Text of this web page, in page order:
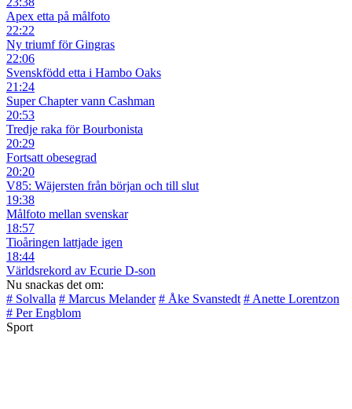
Apex etta på målfoto
22:22
Ny triumf för Gingras
22:06
Svenskfödd etta i Hambo Oaks
21:24
Super Chapter vann Cashman
20:53
Tredje raka för Bourbonista
20:29
Fortsatt obesegrad
20:20
V85: Wäjersten från början och till slut
19:38
Målfoto mellan svenskar
18:57
Tioåringen lattjade igen
18:44
Världsrekord av Ecurie D-son
Nu snackas det om:
# Solvalla # Marcus Melander # Åke Svanstedt # Anette Lorentzon
# Per Engblom
Sport